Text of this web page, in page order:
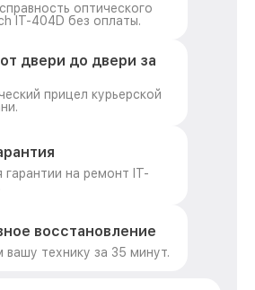
оптического
IT-404D без оплаты.
двери до двери за
прицел курьерской
гарантии на ремонт IT-
восстановление
технику за 35 минут.